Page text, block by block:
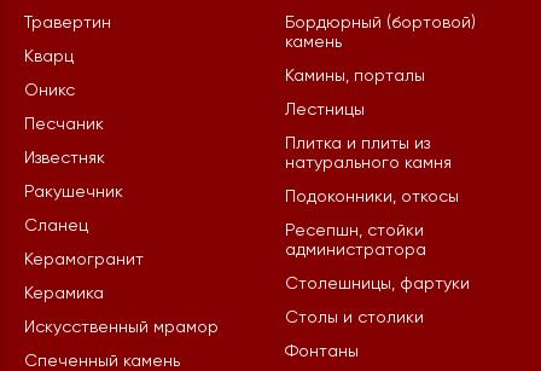
Травертин
Кварц
Оникс
Песчаник
Известняк
Ракушечник
Сланец
Керамогранит
Керамика
Искусственный мрамор
Спеченный камень
Бордюрный (бортовой)
камень
Камины, порталы
Лестницы
Плитка и плиты из
натурального камня
Подоконники, откосы
Ресепшн, стойки
администратора
Столешницы, фартуки
Столы и столики
Фонтаны